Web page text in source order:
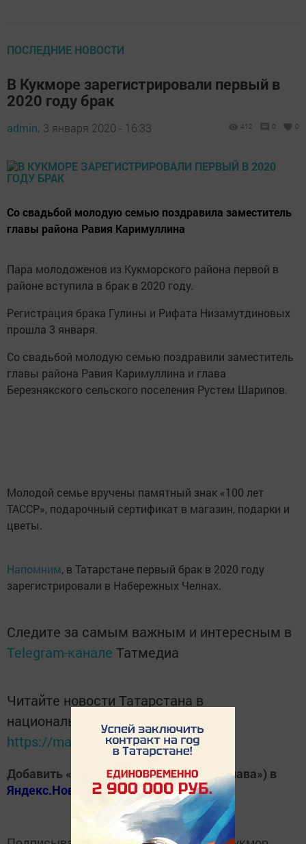
ПОСЛЕДНИЕ НОВОСТИ
В Кукморе зарегистрировали первый в
2020 году брак
admin, 3 января 2020 - 16:33 412 0 0
Со свадьбой молодую семью поздравила заместитель
главы района Равия Каримуллина
Пара молодоженов из Кукморского района первой в
районе вступила в брак в 2020 году.
Регистрация брака Гулины и Рифата Низамутдиновых
прошла 3 января.
Со свадьбой молодую семью поздравили заместитель
главы района Равия Каримуллина и глава
Березнякского сельского поселения Рустем Шарипов.
Молодой семье вручены памятный знак «100 лет
ТАССР», подарочный сертификат в магазин, подарки и
цветы.
Напомним, в Татарстане первый брак в 2020 году
зарегистрировали в Набережных Челнах.
Следите за самым важным и интересным в
Telegram-канале Татмедиа
Читайте новости Татарстана в
национальном мессенджере MАХ:
https://max.ru/tatmedia
Добавить «Хезмэт даны» («Трудовая слава») в
Яндекс.Новости